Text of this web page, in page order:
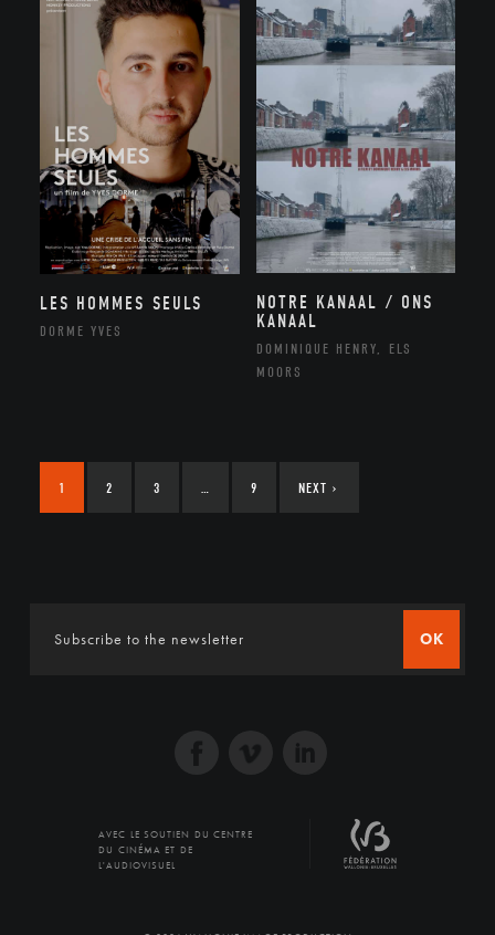
LES HOMMES SEULS
DORME YVES
NOTRE KANAAL / ONS
KANAAL
DOMINIQUE HENRY, ELS
MOORS
1 2 3 9 NEXT ›
OK
AVEC LE SOUTIEN DU CENTRE
DU CINÉMA ET DE
L'AUDIOVISUEL